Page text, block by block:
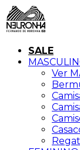
SALE
Ver